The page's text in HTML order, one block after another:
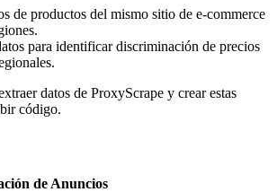
de productos del mismo sitio de e-commerce
para identificar discriminación de precios
datos de ProxyScrape y crear estas
código.
de Anuncios